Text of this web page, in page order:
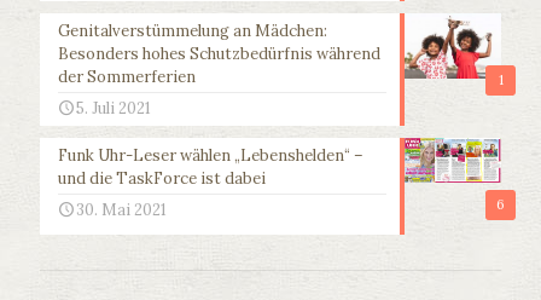
1
Genitalverstümmelung an Mädchen:
Besonders hohes Schutzbedürfnis während
der Sommerferien
5. Juli 2021
6
Funk Uhr-Leser wählen „Lebenshelden“ –
und die TaskForce ist dabei
30. Mai 2021